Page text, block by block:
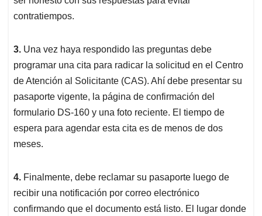
contratiempos.
3. Una vez haya respondido las preguntas debe
programar una cita para radicar la solicitud en el Centro
de Atención al Solicitante (CAS). Ahí debe presentar su
pasaporte vigente, la página de confirmación del
formulario DS-160 y una foto reciente. El tiempo de
espera para agendar esta cita es de menos de dos
meses.
4. Finalmente, debe reclamar su pasaporte luego de
recibir una notificación por correo electrónico
confirmando que el documento está listo. El lugar donde